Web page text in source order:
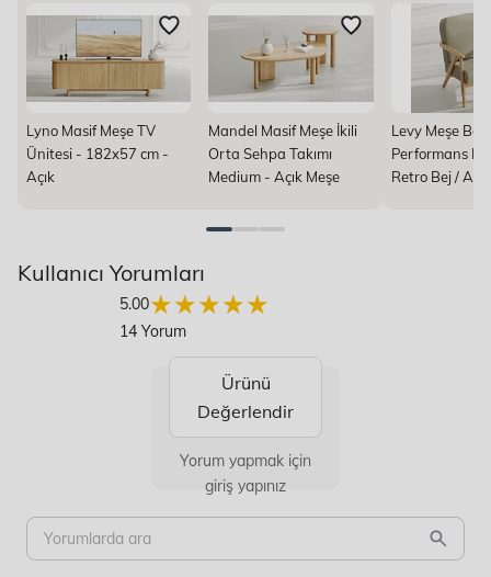
Lyno Masif Meşe TV
Ünitesi - 182x57 cm -
Açık
Mandel Masif Meşe İkili
Orta Sehpa Takımı
Medium - Açık Meşe
Levy Meşe
Performans
Retro Bej / Açık
Kullanıcı Yorumları
5.00★★★★★
★★★★★
14 Yorum
Ürünü
Değerlendir
Yorum yapmak için
giriş yapınız